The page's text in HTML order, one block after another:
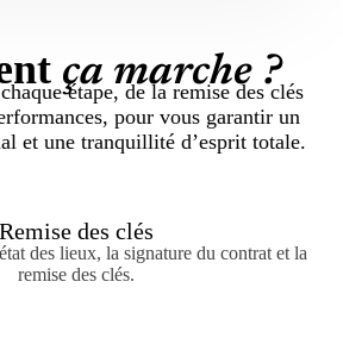
ça marche ?
étape, de la remise des clés
pour vous garantir un
et une tranquillité d’esprit totale.
Remise des clés
des lieux, la signature du contrat et la
remise des clés.